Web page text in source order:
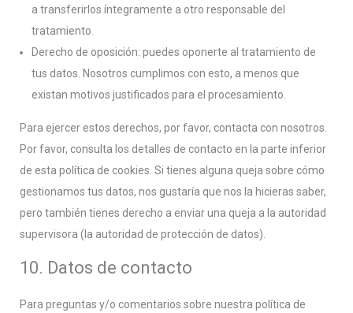
a transferirlos íntegramente a otro responsable del
tratamiento.
Derecho de oposición: puedes oponerte al tratamiento de
tus datos. Nosotros cumplimos con esto, a menos que
existan motivos justificados para el procesamiento.
Para ejercer estos derechos, por favor, contacta con nosotros.
Por favor, consulta los detalles de contacto en la parte inferior
de esta política de cookies. Si tienes alguna queja sobre cómo
gestionamos tus datos, nos gustaría que nos la hicieras saber,
pero también tienes derecho a enviar una queja a la autoridad
supervisora (la autoridad de protección de datos).
10. Datos de contacto
Para preguntas y/o comentarios sobre nuestra política de